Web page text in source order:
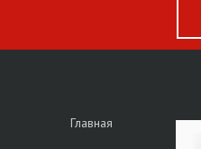
Главная